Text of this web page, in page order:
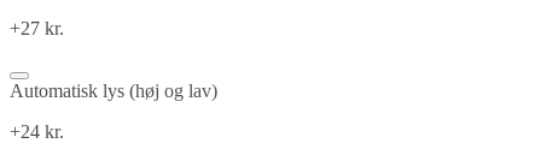
+27 kr.
Automatisk lys (høj og lav)
+24 kr.